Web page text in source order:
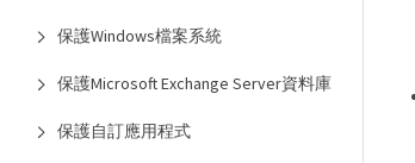
保護Windows檔案系統
保護Microsoft Exchange Server資料庫
保護自訂應用程式